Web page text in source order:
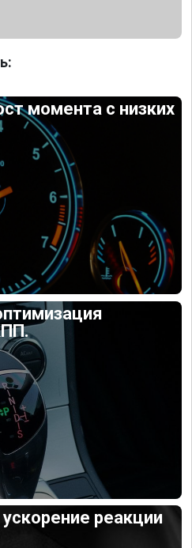
момента с низких
реакции